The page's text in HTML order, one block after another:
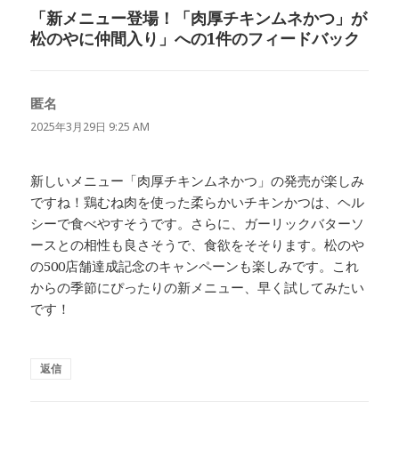
「新メニュー登場！「肉厚チキンムネかつ」が
松のやに仲間入り」への1件のフィードバック
匿名
り:
2025年3月29日 9:25 AM
新しいメニュー「肉厚チキンムネかつ」の発売が楽しみ
ですね！鶏むね肉を使った柔らかいチキンかつは、ヘル
シーで食べやすそうです。さらに、ガーリックバターソ
ースとの相性も良さそうで、食欲をそそります。松のや
の500店舗達成記念のキャンペーンも楽しみです。これ
からの季節にぴったりの新メニュー、早く試してみたい
です！
返信